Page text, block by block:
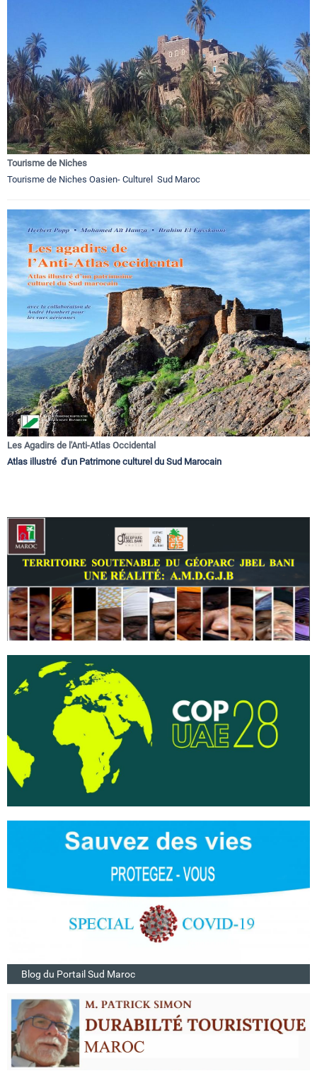
Tourisme de Niches
Tourisme de Niches Oasien- Culturel Sud Maroc
Les Agadirs de l'Anti-Atlas Occidental
Atlas illustré d'un Patrimone culturel du Sud Marocain
Blog du Portail Sud Maroc